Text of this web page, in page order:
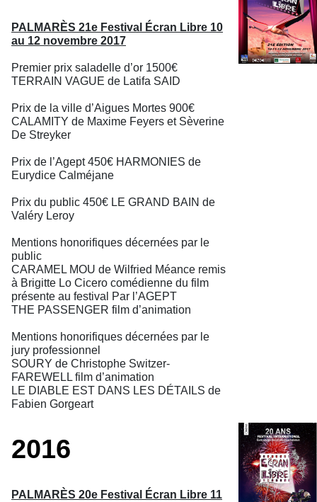
PALMARÈS 21e Festival Écran Libre 10
au 12 novembre 2017
Premier prix saladelle d’or 1500€
TERRAIN VAGUE de Latifa SAID
Prix de la ville d’Aigues Mortes 900€
CALAMITY de Maxime Feyers et Sèverine
De Streyker
Prix de l’Agept 450€ HARMONIES de
Eurydice Calméjane
Prix du public 450€ LE GRAND BAIN de
Valéry Leroy
Mentions honorifiques décernées par le
public
CARAMEL MOU de Wilfried Méance remis
à Brigitte Lo Cicero comédienne du film
présente au festival Par l’AGEPT
THE PASSENGER film d’animation
Mentions honorifiques décernées par le
jury professionnel
SOURY de Christophe Switzer-
FAREWELL film d’animation
LE DIABLE EST DANS LES DÉTAILS de
Fabien Gorgeart
2016
PALMARÈS 20e Festival Écran Libre 11